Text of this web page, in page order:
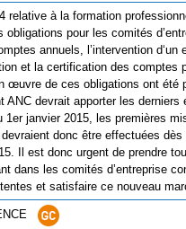
relative à la formation
obligations pour les comités
annuels, l’intervention
et la certification des comptes
œuvre de ces obligations ont été
ANC devrait apporter les
1er janvier 2015, les premières
devraient donc être effectuées
Il est donc urgent de prendre
dans les comités d’entreprise
et satisfaire ce nouveau